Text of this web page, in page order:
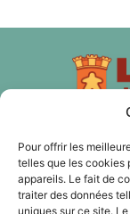
Pour offrir les
telles que les cookies
appareils. Le fait de
traiter des données
uniques sur ce site.
Les Ludophiles